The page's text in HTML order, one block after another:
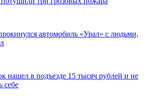
автомобиль «Урал» с людьми,
нашел в подъезде 15 тысяч рублей и не
себе